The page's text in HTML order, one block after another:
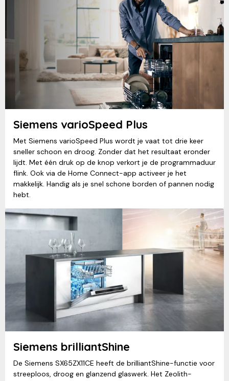
Siemens varioSpeed Plus
Met Siemens varioSpeed Plus wordt je vaat tot drie keer
sneller schoon en droog. Zonder dat het resultaat eronder
lijdt. Met één druk op de knop verkort je de programmaduur
flink. Ook via de Home Connect-app activeer je het
makkelijk. Handig als je snel schone borden of pannen nodig
hebt.
Siemens brilliantShine
De Siemens SX65ZX11CE heeft de brilliantShine-functie voor
streeploos, droog en glanzend glaswerk. Het Zeolith-